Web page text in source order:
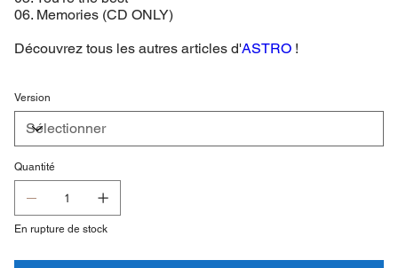
06. Memories (CD ONLY)
Découvrez tous les autres articles d'ASTRO!
Version
Quantité
En rupture de stock